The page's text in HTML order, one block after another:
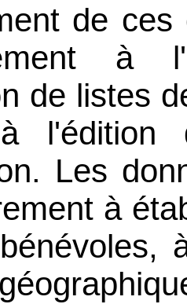
de ces
à
de listes
Les
à